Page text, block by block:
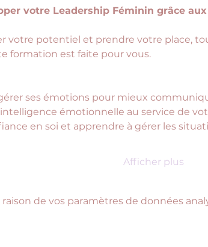
votre Leadership Féminin grâce
votre potentiel et prendre votre place,
formation est faite pour vous.
ses émotions pour mieux
émotionnelle au service de
en soi et apprendre à gérer les
Afficher plus
de vos paramètres de données